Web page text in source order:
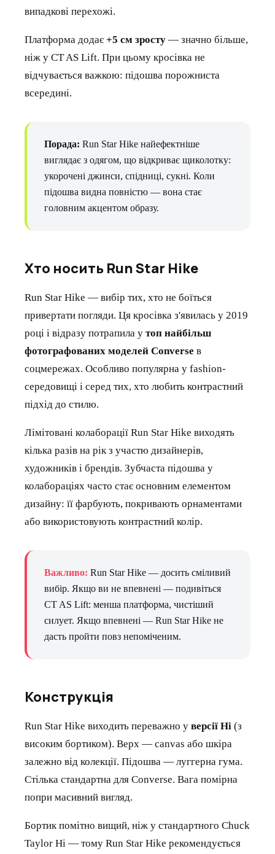
випадкові перехожі.
Платформа додає +5 см зросту — значно більше,
ніж у CT AS Lift. При цьому кросівка не
відчувається важкою: підошва порожниста
всередині.
Порада: Run Star Hike найефектніше
виглядає з одягом, що відкриває щиколотку:
укорочені джинси, спідниці, сукні. Коли
підошва видна повністю — вона стає
головним акцентом образу.
Хто носить Run Star Hike
Run Star Hike — вибір тих, хто не боїться
привертати погляди. Ця кросівка з'явилась у 2019
році і відразу потрапила у топ найбільш
фотографованих моделей Converse в
соцмережах. Особливо популярна у fashion-
середовищі і серед тих, хто любить контрастний
підхід до стилю.
Лімітовані колаборації Run Star Hike виходять
кілька разів на рік з участю дизайнерів,
художників і брендів. Зубчаста підошва у
колабораціях часто стає основним елементом
дизайну: її фарбують, покривають орнаментами
або використовують контрастний колір.
Важливо: Run Star Hike — досить сміливий
вибір. Якщо ви не впевнені — подивіться
CT AS Lift: менша платформа, чистіший
силует. Якщо впевнені — Run Star Hike не
дасть пройти повз непоміченим.
Конструкція
Run Star Hike виходить переважно у версії Hi (з
високим бортиком). Верх — canvas або шкіра
залежно від колекції. Підошва — луггерна гума.
Стілька стандартна для Converse. Вага помірна
попри масивний вигляд.
Бортик помітно вищий, ніж у стандартного Chuck
Taylor Hi — тому Run Star Hike рекомендується